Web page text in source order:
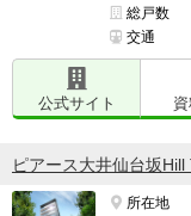
総戸数
交通
公式サイト
ピアース大井仙台坂Hill
所在地